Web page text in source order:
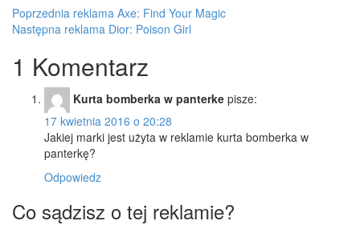
Poprzednia reklama Axe: Find Your Magic
Następna reklama Dior: Poison Girl
1 Komentarz
Kurta bomberka w panterke pisze:
17 kwietnia 2016 o 20:28
Jakiej marki jest użyta w reklamie kurta bomberka w
panterkę?
Odpowiedz
Co sądzisz o tej reklamie?